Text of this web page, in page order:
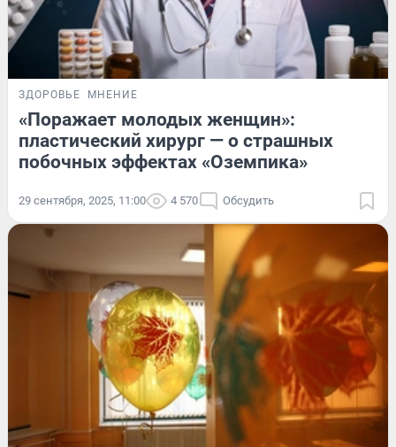
ЗДОРОВЬЕ МНЕНИЕ
«Поражает молодых женщин»:
пластический хирург — о страшных
побочных эффектах «Оземпика»
29 сентября, 2025, 11:00 4 570 Обсудить